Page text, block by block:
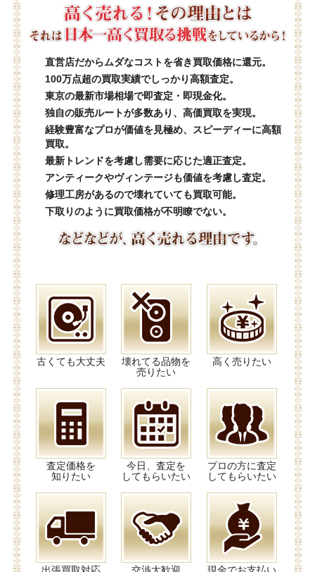
直営店だからムダなコストを省き買取価格に還元。
100万点超の買取実績でしっかり高額査定。
東京の最新市場相場で即査定・即現金化。
独自の販売ルートが多数あり、高価買取を実現。
経験豊富なプロが価値を見極め、スピーディーに高額
買取。
最新トレンドを考慮し需要に応じた適正査定。
アンティークやヴィンテージも価値を考慮し査定。
修理工房があるので壊れていても買取可能。
下取りのように買取価格が不明瞭でない。
古くても大丈夫
壊れてる品物を
売りたい
高く売りたい
査定価格を
知りたい
今日、査定を
してもらいたい
プロの方に査定
してもらいたい